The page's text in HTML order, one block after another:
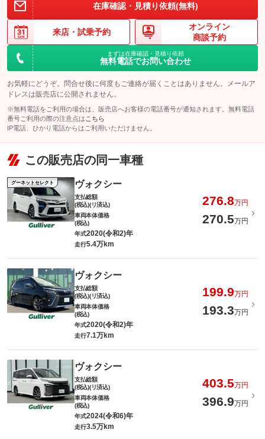
このパックの見積もり依頼（無料）
備考
このパックの見積もり依頼（無料）
在庫確認・見積り依頼(無料)
来店・ 試乗予約
オンライン
商談予約
まずは在庫確認・見積り依頼
無料電話でお問い合わせ
お気軽にどうぞ。問合せ後に何度もご連絡が届くことはありません。メールア
ドレスは販売店に公開されません。
※無料電話をご利用の場合は、販売店へお客様の電話番号が通知されます。無料電話
番号ご利用の際の注意点は こちら
IP電話、ひかり電話からはご利用いただけません。
この販売店の同一車種
グーネットセレクト ヴォクシー
支払総額
(税込)(リ済込)
276.8万円
車両本体価格
(税込)
270.5万円
年式2020(令和2)年
走行5.4万km
ヴォクシー
支払総額
(税込)(リ済込)
199.9万円
車両本体価格
(税込)
193.3万円
年式2020(令和2)年
走行7.1万km
ヴォクシー
支払総額
(税込)(リ済込)
403.5万円
車両本体価格
(税込)
396.9万円
年式2024(令和6)年
走行3.5万km